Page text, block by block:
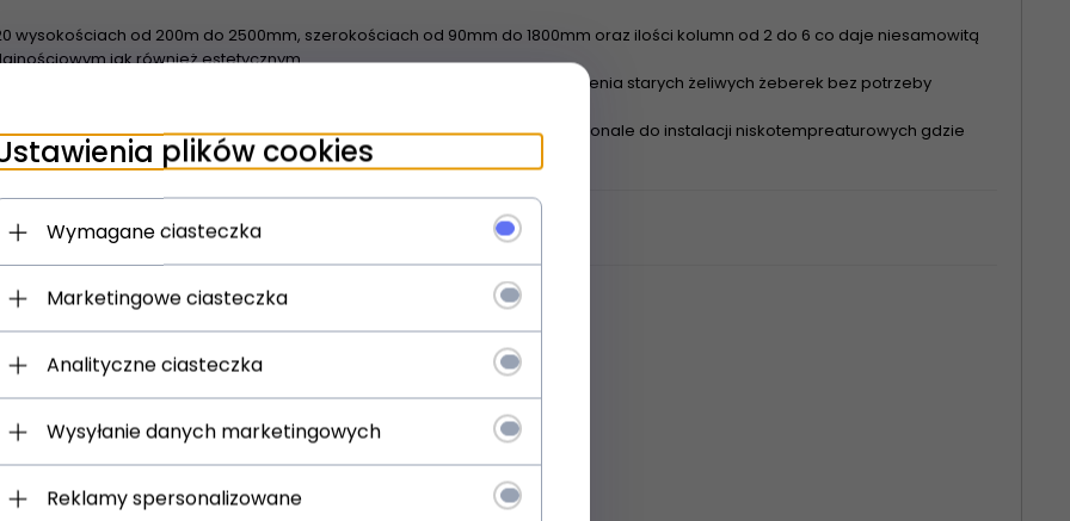
wysokościach od 200m do 2500mm, szerokościach od 90mm do 1800mm oraz ilości kolumn od 2 do 6 co daje niesamowitą
jak również estetycznym
grzejników z rozstawem bocznym 500m Tesi nadają się do zastąpienia starych żeliwych żeberek bez potrzeby
- Dzięki szerokiej powierzchni grzewczej grzejniki nadaja się doskonale do instalacji niskotempreaturowych gdzie
z pompami ciepła oraz kolektorami słonecznymi
plików cookies
Wymagane ciasteczka
Marketingowe ciasteczka
Analityczne ciasteczka
Wysyłanie danych marketingowych
Reklamy spersonalizowane